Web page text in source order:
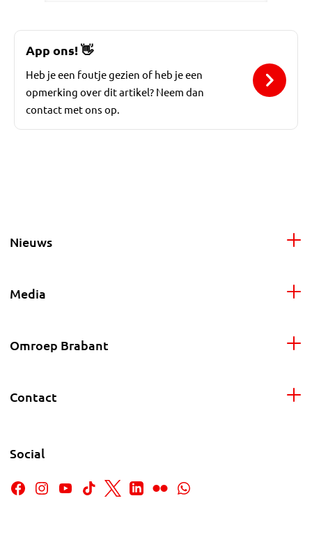
App ons!👋
Heb je een foutje gezien of heb je een
opmerking over dit artikel? Neem dan
contact met ons op.
Nieuws
Media
Omroep Brabant
Contact
Social